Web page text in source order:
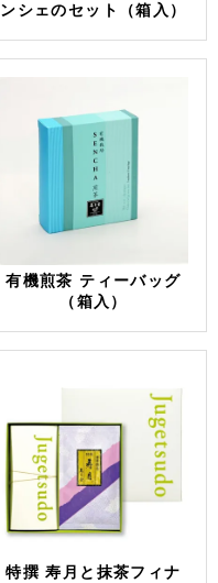
ンシェのセット（箱入）
有機煎茶 ティーバッグ
（箱入）
特撰 寿月と抹茶フィナ